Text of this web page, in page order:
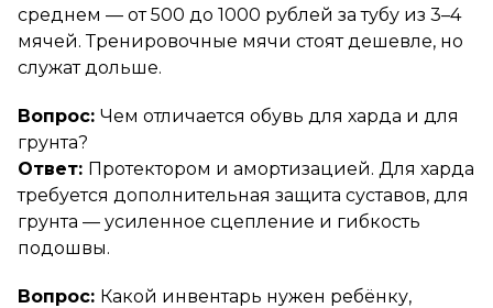
среднем — от 500 до 1000 рублей за тубу из 3–4
мячей. Тренировочные мячи стоят дешевле, но
служат дольше.
Вопрос: Чем отличается обувь для харда и для
грунта?
Ответ: Протектором и амортизацией. Для харда
требуется дополнительная защита суставов, для
грунта — усиленное сцепление и гибкость
подошвы.
Вопрос: Какой инвентарь нужен ребёнку,